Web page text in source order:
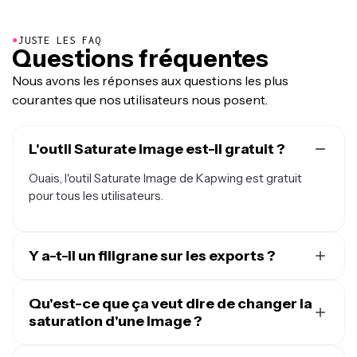
●JUSTE LES FAQ
Questions fréquentes
Nous avons les réponses aux questions les plus
courantes que nos utilisateurs nous posent.
L'outil Saturate Image est-il gratuit ?
Ouais, l'outil Saturate Image de Kapwing est gratuit
pour tous les utilisateurs.
Y a-t-il un filigrane sur les exports ?
les exports — y compris Saturate Image — contiennent
un filigrane. Une fois que tu passes à un
Qu'est-ce que ça veut dire de changer la
saturation d'une image ?